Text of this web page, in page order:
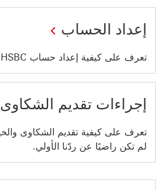
هذا
الرابط
في
نافذة
جديدة
إعداد الحساب
تعرف على كيفية إعداد حساب HSBC الخاص بك.
إجراءات تقديم الشكاوى
تعرف على كيفية تقديم الشكاوى
لم تكن راضيًا عن ردّنا الأولي.